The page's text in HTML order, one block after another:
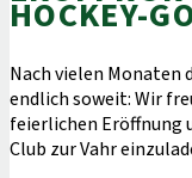
HOCKEY-
Nach vielen Monaten
endlich soweit: Wir
feierlichen Eröffnung
Club zur Vahr